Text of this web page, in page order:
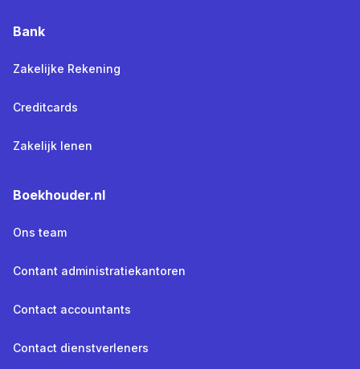
Bank
Zakelijke Rekening
Creditcards
Zakelijk lenen
Boekhouder.nl
Ons team
Contant administratiekantoren
Contact accountants
Contact dienstverleners